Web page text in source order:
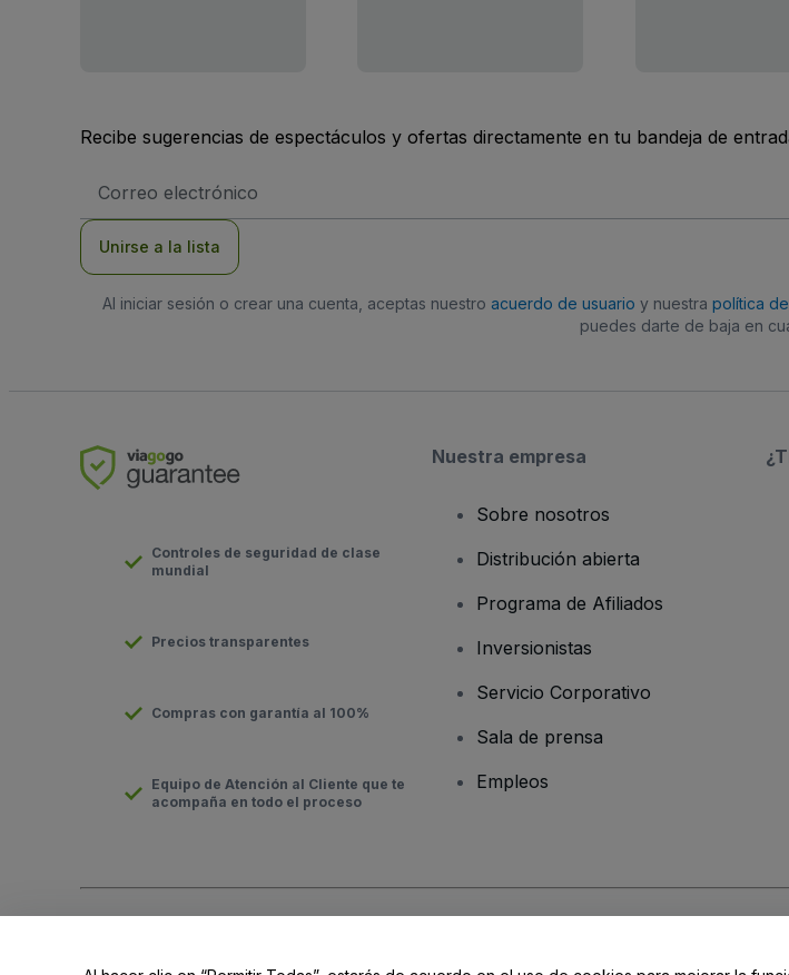
Recibe sugerencias de espectáculos y ofertas directamente en tu bandeja de
de
Unirse a la lista
Al iniciar sesión o crear una cuenta, aceptas nuestro acuerdo de usuario y nuestra política
puedes darte de baja en
Controles de seguridad de clase
mundial
Precios transparentes
Compras con garantía al 100%
Equipo de Atención al Cliente que te
acompaña en todo el proceso
Nuestra empresa
Sobre nosotros
Distribución abierta
Programa de Afiliados
Inversionistas
Servicio Corporativo
Sala de prensa
Empleos